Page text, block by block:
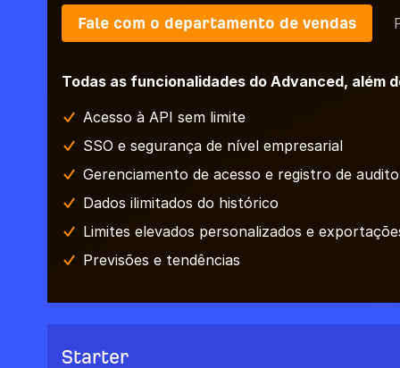
Fale com o departamento de vendas
Todas as funcionalidades do Advanced, além
Acesso à API sem limite
SSO e segurança de nível empresarial
Gerenciamento de acesso e registro de
Dados ilimitados do histórico
Limites elevados personalizados e
Previsões e tendências
Starter